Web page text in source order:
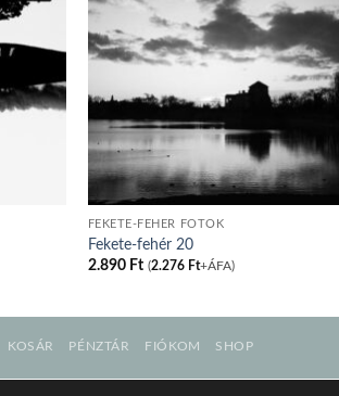
FEKETE-FEHÉR FOTÓK
Fekete-fehér 20
2.890 Ft (2.276 Ft+ÁFA)
KOSÁR PÉNZTÁR FIÓKOM SHOP